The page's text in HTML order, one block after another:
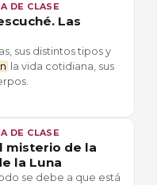
DE CLASE
Las
sus distintos tipos y
la vida cotidiana, sus
DE CLASE
misterio de la
la Luna
se debe a que está